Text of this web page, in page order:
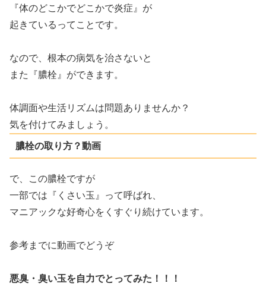
『体のどこかでどこかで炎症』が
起きているってことです。
なので、根本の病気を治さないと
また『膿栓』ができます。
体調面や生活リズムは問題ありませんか？
気を付けてみましょう。
膿栓の取り方？動画
で、この膿栓ですが
一部では『くさい玉』って呼ばれ、
マニアックな好奇心をくすぐり続けています。
参考までに動画でどうぞ
悪臭・臭い玉を自力でとってみた！！！